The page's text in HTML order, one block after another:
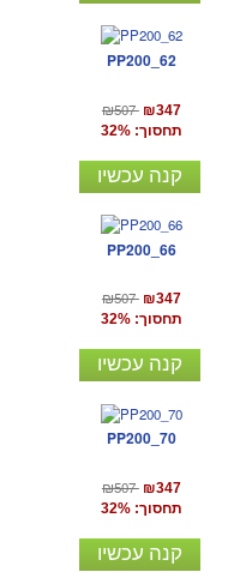
PP200_62
₪507 ₪347
תחסוך: 32%
קנה עכשיו
PP200_66
₪507 ₪347
תחסוך: 32%
קנה עכשיו
PP200_70
₪507 ₪347
תחסוך: 32%
קנה עכשיו